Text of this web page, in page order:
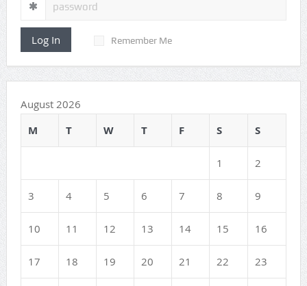
Log In Remember Me
August 2026
M T W T F S S
1 2
3 4 5 6 7 8 9
10 11 12 13 14 15 16
17 18 19 20 21 22 23